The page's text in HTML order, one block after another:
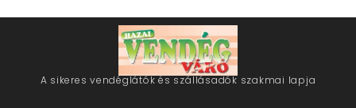
A sikeres vendéglátók és szállásadók szakmai lapja